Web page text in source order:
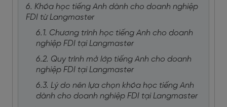
6. Khóa học tiếng Anh dành cho doanh nghiệp
FDI từ Langmaster
6.1. Chương trình học tiếng Anh cho doanh
nghiệp FDI tại Langmaster
6.2. Quy trình mở lớp tiếng Anh cho doanh
nghiệp FDI tại Langmaster
6.3. Lý do nên lựa chọn khóa học tiếng Anh
dành cho doanh nghiệp FDI tại Langmaster